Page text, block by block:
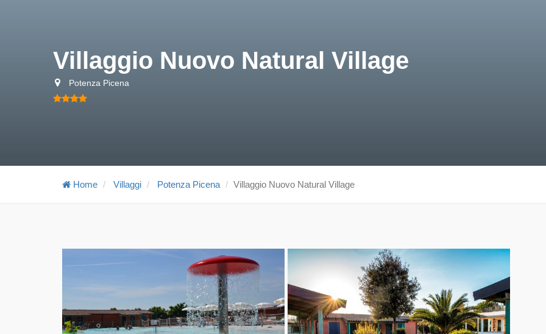
Villaggio Nuovo Natural Village
Potenza Picena
Home Villaggi Potenza Picena Villaggio Nuovo Natural Village